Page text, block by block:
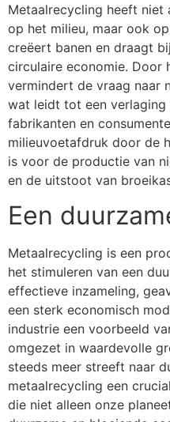
Metaalrecycling heeft niet
op het milieu, maar ook
creëert banen en draagt
circulaire economie. Door
vermindert de vraag naar
wat leidt tot een
fabrikanten en
milieuvoetafdruk door de
is voor de productie van
en de uitstoot van
Een
Metaalrecycling is een
het stimuleren van een
effectieve inzameling,
een sterk economisch
industrie een voorbeeld
omgezet in waardevolle
steeds meer streeft naar
metaalrecycling een
die niet alleen onze